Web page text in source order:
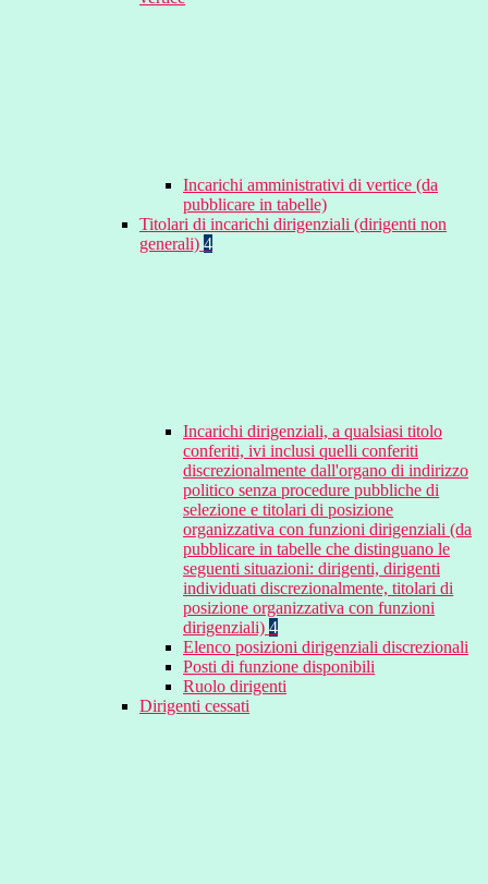
Incarichi amministrativi di vertice (da
pubblicare in tabelle)
Titolari di incarichi dirigenziali (dirigenti non
generali) 4
Incarichi dirigenziali, a qualsiasi titolo
conferiti, ivi inclusi quelli conferiti
discrezionalmente dall'organo di indirizzo
politico senza procedure pubbliche di
selezione e titolari di posizione
organizzativa con funzioni dirigenziali (da
pubblicare in tabelle che distinguano le
seguenti situazioni: dirigenti, dirigenti
individuati discrezionalmente, titolari di
posizione organizzativa con funzioni
dirigenziali) 4
Elenco posizioni dirigenziali discrezionali
Posti di funzione disponibili
Ruolo dirigenti
Dirigenti cessati